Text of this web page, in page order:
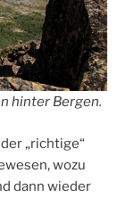
hinter Bergen.
„richtige“
wozu
dann wieder